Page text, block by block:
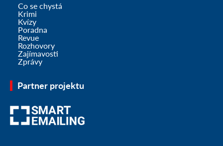
Co se chystá
Krimi
Kvízy
Poradna
Revue
Rozhovory
Zajímavosti
Zprávy
Partner projektu